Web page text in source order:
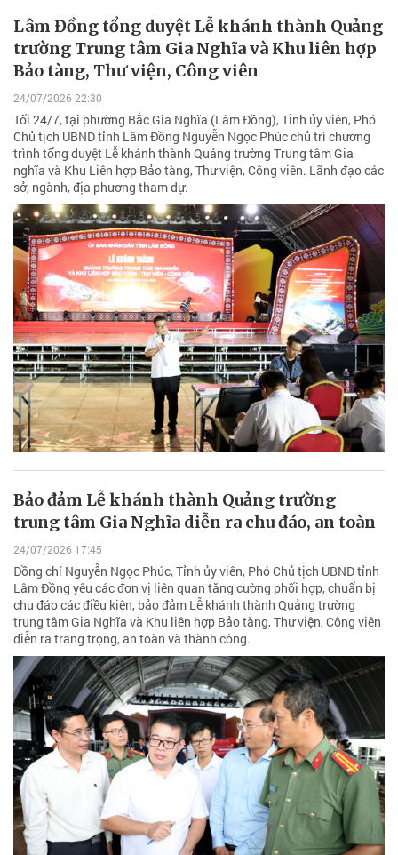
Lâm Đồng tổng duyệt Lễ khánh thành Quảng
trường Trung tâm Gia Nghĩa và Khu liên hợp
Bảo tàng, Thư viện, Công viên
24/07/2026 22:30
Tối 24/7, tại phường Bắc Gia Nghĩa (Lâm Đồng), Tỉnh ủy viên, Phó
Chủ tịch UBND tỉnh Lâm Đồng Nguyễn Ngọc Phúc chủ trì chương
trình tổng duyệt Lễ khánh thành Quảng trường Trung tâm Gia
nghĩa và Khu Liên hợp Bảo tàng, Thư viện, Công viên. Lãnh đạo các
sở, ngành, địa phương tham dự.
Bảo đảm Lễ khánh thành Quảng trường
trung tâm Gia Nghĩa diễn ra chu đáo, an toàn
24/07/2026 17:45
Đồng chí Nguyễn Ngọc Phúc, Tỉnh ủy viên, Phó Chủ tịch UBND tỉnh
Lâm Đồng yêu các đơn vị liên quan tăng cường phối hợp, chuẩn bị
chu đáo các điều kiện, bảo đảm Lễ khánh thành Quảng trường
trung tâm Gia Nghĩa và Khu liên hợp Bảo tàng, Thư viện, Công viên
diễn ra trang trọng, an toàn và thành công.